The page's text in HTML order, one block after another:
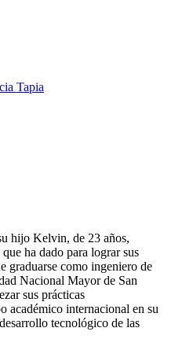
Tapia
hijo Kelvin, de 23 años,
ha dado para lograr sus
graduarse como ingeniero de
Nacional Mayor de San
sus prácticas
académico internacional en su
tecnológico de las